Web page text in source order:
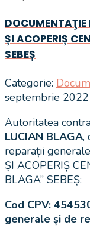
DOCUMENTAŢIE
ȘI ACOPERIȘ
SEBEȘ
Categorie:
septembrie 2022
Autoritatea
LUCIAN BLAGA,
reparații
ȘI ACOPERIȘ
BLAGA” SEBEȘ:
Cod CPV:
generale și de